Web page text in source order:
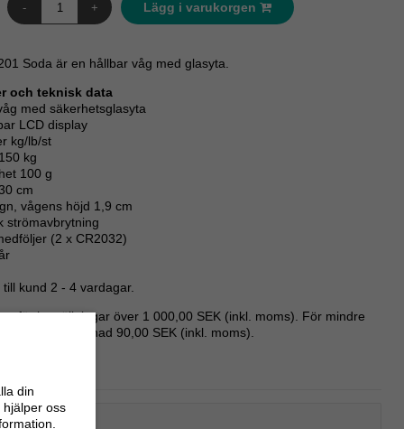
din
hjälper oss
- + Lägg i varukorgen
Soda är en hållbar våg med glasyta.
och teknisk data
med säkerhetsglasyta
LCD display
kg/lb/st
kg
100 g
cm
vågens höjd 1,9 cm
strömavbrytning
(2 x CR2032)
kund 2 - 4 vardagar.
för beställningar över 1 000,00 SEK (inkl. moms). För mindre
- fast fraktkostnad 90,00 SEK (inkl. moms).